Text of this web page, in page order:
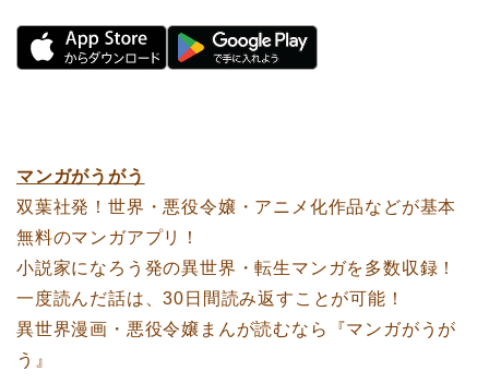
マンガがうがう
双葉社発！世界・悪役令嬢・アニメ化作品などが基本
無料のマンガアプリ！
小説家になろう発の異世界・転生マンガを多数収録！
一度読んだ話は、30日間読み返すことが可能！
異世界漫画・悪役令嬢まんが読むなら『マンガがうが
う』